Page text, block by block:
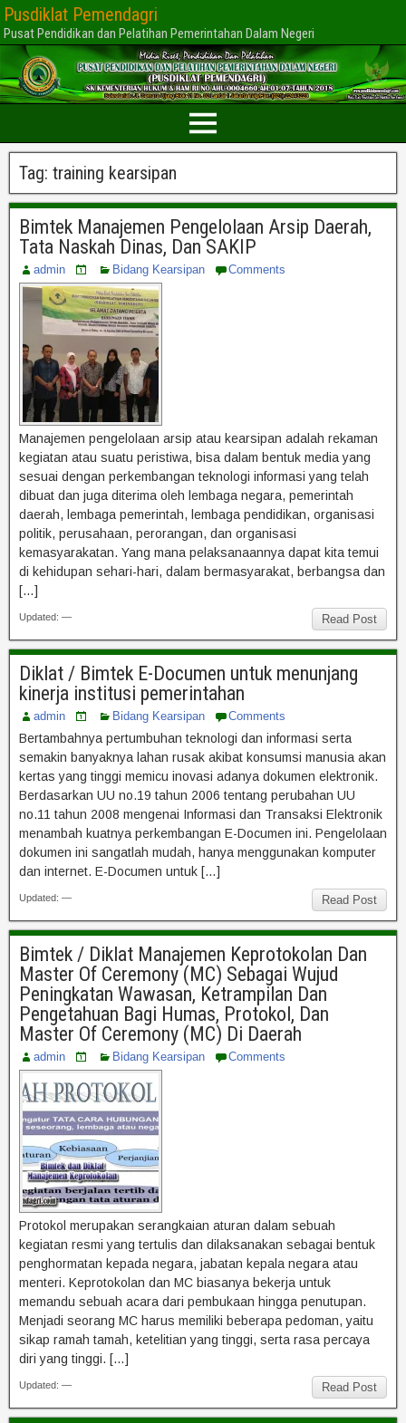
Pusdiklat Pemendagri
Pusat Pendidikan dan Pelatihan Pemerintahan Dalam Negeri
Tag: training kearsipan
Bimtek Manajemen Pengelolaan Arsip Daerah,
Tata Naskah Dinas, Dan SAKIP
admin Bidang Kearsipan Comments
Manajemen pengelolaan arsip atau kearsipan adalah rekaman
kegiatan atau suatu peristiwa, bisa dalam bentuk media yang
sesuai dengan perkembangan teknologi informasi yang telah
dibuat dan juga diterima oleh lembaga negara, pemerintah
daerah, lembaga pemerintah, lembaga pendidikan, organisasi
politik, perusahaan, perorangan, dan organisasi
kemasyarakatan. Yang mana pelaksanaannya dapat kita temui
di kehidupan sehari-hari, dalam bermasyarakat, berbangsa dan
[…]
Read Post
Updated: —
Diklat / Bimtek E-Documen untuk menunjang
kinerja institusi pemerintahan
admin Bidang Kearsipan Comments
Bertambahnya pertumbuhan teknologi dan informasi serta
semakin banyaknya lahan rusak akibat konsumsi manusia akan
kertas yang tinggi memicu inovasi adanya dokumen elektronik.
Berdasarkan UU no.19 tahun 2006 tentang perubahan UU
no.11 tahun 2008 mengenai Informasi dan Transaksi Elektronik
menambah kuatnya perkembangan E-Documen ini. Pengelolaan
dokumen ini sangatlah mudah, hanya menggunakan komputer
dan internet. E-Documen untuk […]
Read Post
Updated: —
Bimtek / Diklat Manajemen Keprotokolan Dan
Master Of Ceremony (MC) Sebagai Wujud
Peningkatan Wawasan, Ketrampilan Dan
Pengetahuan Bagi Humas, Protokol, Dan
Master Of Ceremony (MC) Di Daerah
admin Bidang Kearsipan Comments
Protokol merupakan serangkaian aturan dalam sebuah
kegiatan resmi yang tertulis dan dilaksanakan sebagai bentuk
penghormatan kepada negara, jabatan kepala negara atau
menteri. Keprotokolan dan MC biasanya bekerja untuk
memandu sebuah acara dari pembukaan hingga penutupan.
Menjadi seorang MC harus memiliki beberapa pedoman, yaitu
sikap ramah tamah, ketelitian yang tinggi, serta rasa percaya
diri yang tinggi. […]
Read Post
Updated: —